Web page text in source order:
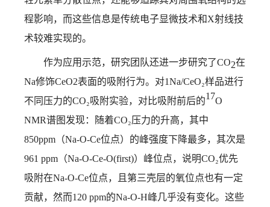
程影响，而这些信息是传统电子显微技术和X射线技
术较难实现的。
作为应用示范，研究团队还进一步研究了CO2在
Na修饰CeO2表面的吸附行为。对1Na/CeO₂样品进行
不同压力的CO₂吸附实验，对比吸附前后的17O
NMR谱图发现：随着CO₂压力的升高，其中
850ppm （Na-O-Ce位点）的峰强度下降最多，其次是
961 ppm （Na-O-Ce-O(first)）峰位点，说明CO₂优先
吸附在Na-O-Ce位点，且第三壳层的氧位点也有一定
贡献，然而120 ppm的Na-O-H峰几乎没有变化。这些